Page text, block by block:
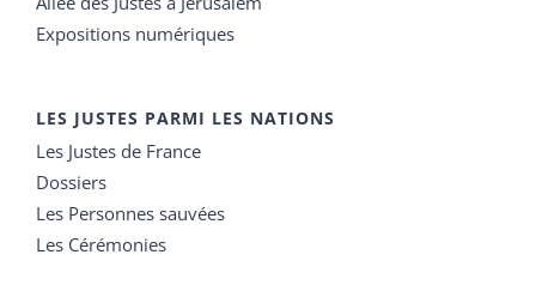
Expositions numériques
LES JUSTES PARMI LES NATIONS
Les Justes de France
Dossiers
Les Personnes sauvées
Les Cérémonies